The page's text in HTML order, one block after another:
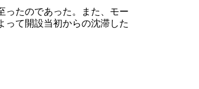
ったのであった。また、モー
って開設当初からの沈滞した